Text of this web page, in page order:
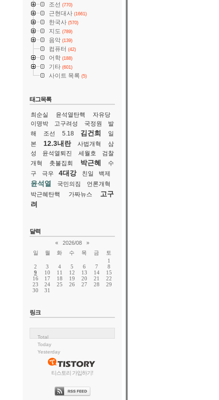
조선 (770)
근현대사 (1661)
한국사 (570)
지도 (789)
음악 (139)
컴퓨터 (42)
어학 (188)
기타 (601)
사이트 목록 (5)
태그목록
최순실 윤석열탄핵
자유당
이명박
고구려성 국정원
발
해
조선 5.18 김건희
일
본
12.3내란 사법개혁
삼
성
윤석열퇴진 세월호
검찰
개혁
촛불집회 박근혜
수
구
극우 4대강 친일 백제
윤석열 국민의짐
언론개혁
박근혜탄핵
가짜뉴스
고구
려
달력
« 2026/08
»
일
월 화 수 목 금
토
1
2
3 4 5 6 7
8
9
10 11 12 13 14
15
16
17 18 19 20 21
22
23
24 25 26 27 28
29
30
31
링크
Total
Today
Yesterday
티스토리 가입하기!